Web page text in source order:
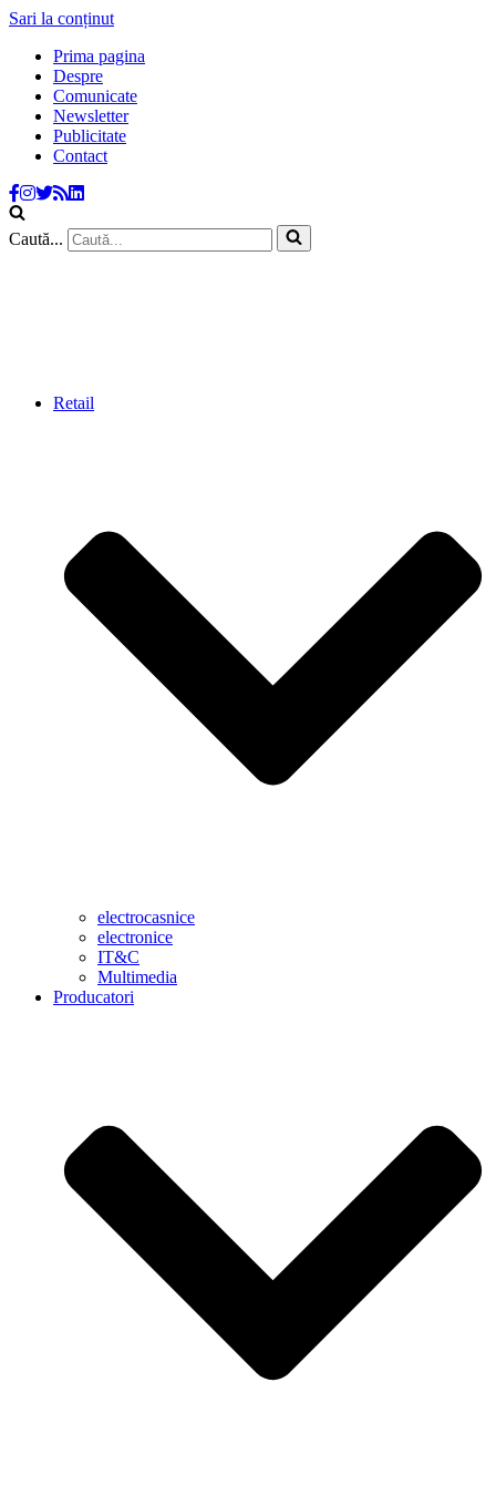
Sari la conținut
Prima pagina
Despre
Comunicate
Newsletter
Publicitate
Contact
Caută...
Retail
electrocasnice
electronice
IT&C
Multimedia
Producatori